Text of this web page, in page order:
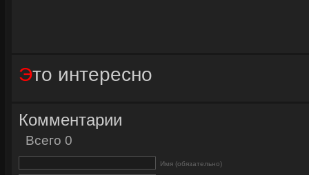
Это интересно
Комментарии
Всего 0
Имя (обязательно)